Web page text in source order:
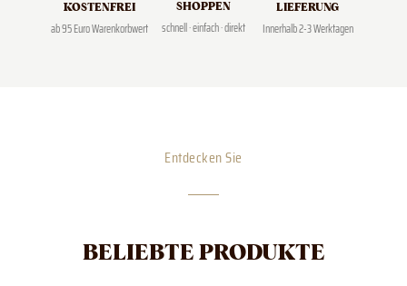
KOSTENFREI
ab 95 Euro Warenkorbwert
SHOPPEN
schnell · einfach · direkt
LIEFERUNG
Innerhalb 2-3 Werktagen
Entdecken Sie
BELIEBTE PRODUKTE